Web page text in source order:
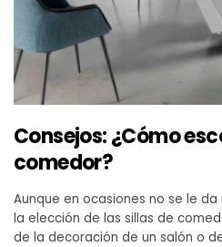
Consejos: ¿Cómo
comedor?
Aunque en ocasiones no se le
la elección de las sillas de
de la decoración de un salón o